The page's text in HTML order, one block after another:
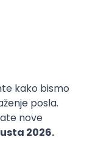
o